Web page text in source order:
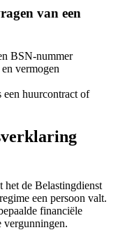
van een
BSN-nummer
vermogen
een huurcontract of
de Belastingdienst
een persoon valt.
financiële
vergunningen.